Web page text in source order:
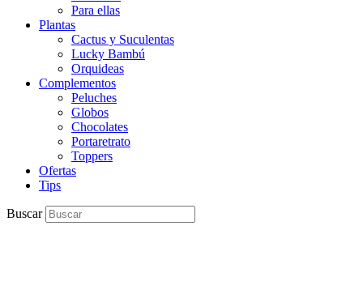
Para ellas
Plantas
Cactus y Suculentas
Lucky Bambú
Orquideas
Complementos
Peluches
Globos
Chocolates
Portaretrato
Toppers
Ofertas
Tips
Buscar